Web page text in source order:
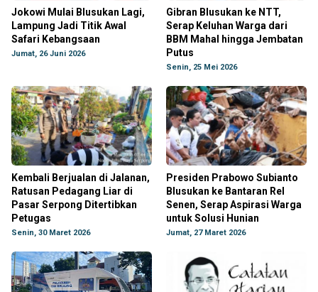
Jokowi Mulai Blusukan Lagi,
Lampung Jadi Titik Awal
Safari Kebangsaan
Jumat, 26 Juni 2026
Gibran Blusukan ke NTT,
Serap Keluhan Warga dari
BBM Mahal hingga Jembatan
Putus
Senin, 25 Mei 2026
Kembali Berjualan di Jalanan,
Ratusan Pedagang Liar di
Pasar Serpong Ditertibkan
Petugas
Senin, 30 Maret 2026
Presiden Prabowo Subianto
Blusukan ke Bantaran Rel
Senen, Serap Aspirasi Warga
untuk Solusi Hunian
Jumat, 27 Maret 2026